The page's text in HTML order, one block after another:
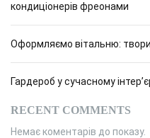
кондиціонерів фреонами
Оформляємо вітальню:
Гардероб у сучасному
RECENT COMMENTS
Немає коментарів до показу.